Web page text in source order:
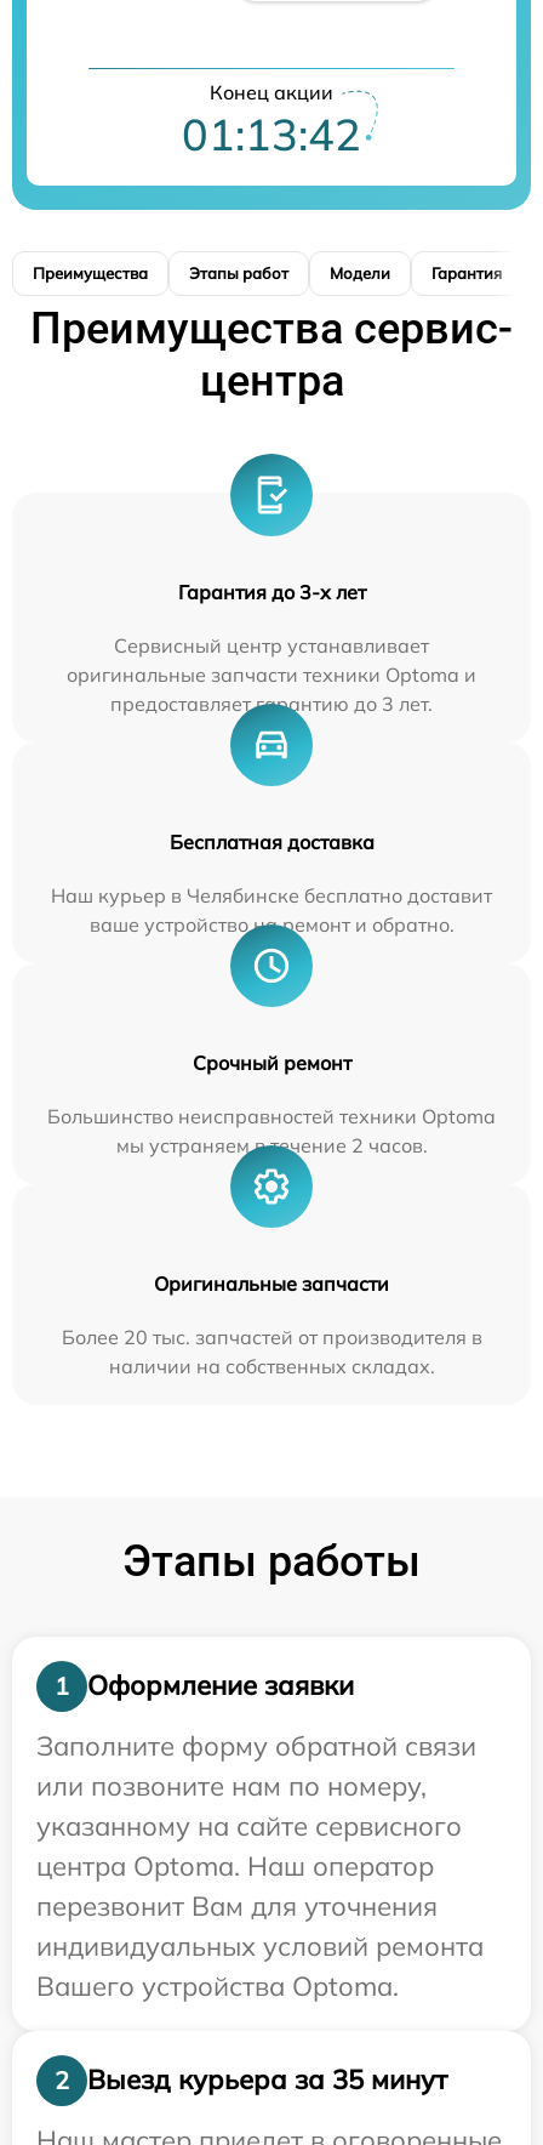
Конец акции
01:13:41
Преимущества Этапы работ Модели Гарантия
Преимущества сервис-
центра
Гарантия до 3-х лет
Сервисный центр устанавливает
оригинальные запчасти техники Optoma и
предоставляет гарантию до 3 лет.
Бесплатная доставка
Наш курьер в Челябинске бесплатно доставит
ваше устройство на ремонт и обратно.
Срочный ремонт
Большинство неисправностей техники Optoma
мы устраняем в течение 2 часов.
Оригинальные запчасти
Более 20 тыс. запчастей от производителя в
наличии на собственных складах.
Этапы работы
1
Оформление заявки
Заполните форму обратной связи
или позвоните нам по номеру,
указанному на сайте сервисного
центра Optoma. Наш оператор
перезвонит Вам для уточнения
индивидуальных условий ремонта
Вашего устройства Optoma.
2
Выезд курьера за 35 минут